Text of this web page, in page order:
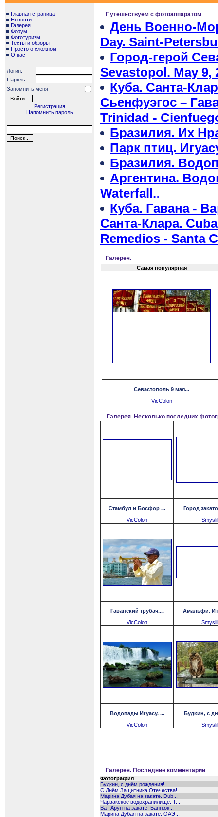
■ Главная страница
■ Новости
■ Галерея
■ Форум
■ Фототуризм
■ Тесты и обзоры
■ Просто о сложном
■ О нас
Логин:
Пароль:
Запомнить меня
Регистрация
Напомнить пароль
Путешествуем с фотоаппаратом
День Военно-
Day. Saint-
Город-герой
Sevastopol. May 9,
Куба. Санта-
Сьенфуэгос –
Trinidad -
Бразилия. Их
Парк птиц.
Бразилия.
Аргентина.
Waterfall..
Куба. Гавана -
Санта-Клара.
Remedios - Santa
Галерея.
Самая популярная
Севастополь 9 мая...
VicColon
Галерея. Несколько последних
Стамбул и Босфор ...
VicColon
Город
Гаванский трубач....
VicColon
Амальфи.
Водопады Игуасу. ...
VicColon
Будкин, с
Галерея. Последние комментарии
Фотография
Будкин, с днём рождения!
С Днём Защитника Отечества!
Марина Дубая на закате. Dub...
Чарвакское водохранилище. Т...
Ват Арун на закате. Бангкок...
Марина Дубая на закате. ОАЭ...